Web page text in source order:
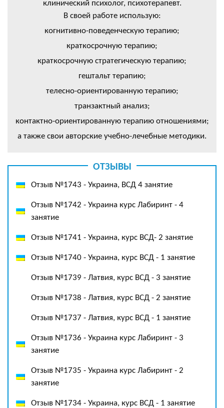
клинический психолог, психотерапевт.
В своей работе использую:
когнитивно-поведенческую терапию;
краткосрочную терапию;
краткосрочную стратегическую терапию;
гештальт терапию;
телесно-ориентированную терапию;
транзактный анализ;
контактно-ориентированную терапию отношениями;
а также свои авторские учебно-лечебные методики.
ОТЗЫВЫ
Отзыв №1743 - Украина, ВСД 4 занятие
Отзыв №1742 - Украина курс Лабиринт - 4
занятие
Отзыв №1741 - Украина, курс ВСД- 2 занятие
Отзыв №1740 - Украина, курс ВСД - 1 занятие
Отзыв №1739 - Латвия, курс ВСД - 3 занятие
Отзыв №1738 - Латвия, курс ВСД - 2 занятие
Отзыв №1737 - Латвия, курс ВСД - 1 занятие
Отзыв №1736 - Украина курс Лабиринт - 3
занятие
Отзыв №1735 - Украина курс Лабиринт - 2
занятие
Отзыв №1734 - Украина, курс ВСД - 1 занятие